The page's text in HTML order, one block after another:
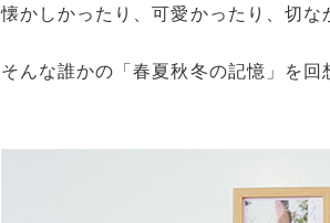
懐かしかったり、可愛かったり、切な
そんな誰かの「春夏秋冬の記憶」を回